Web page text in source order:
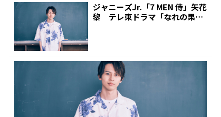
ジャニーズJr.「7 MEN 侍」矢花
黎 テレ東ドラマ「なれの果て